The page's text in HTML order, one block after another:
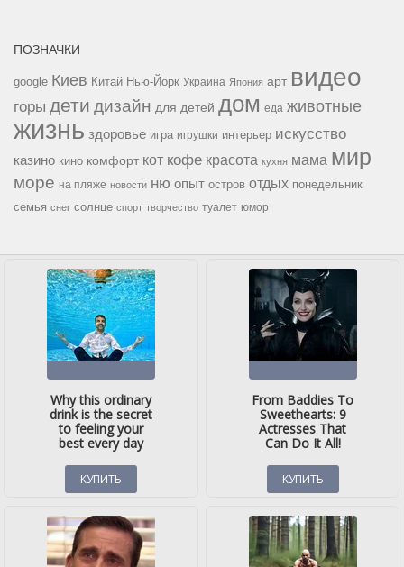
ПОЗНАЧКИ
google Киев Китай Нью-Йорк Украина Япония арт видео
горы дети дизайн для детей дом еда животные
жизнь здоровье игра игрушки интерьер искусство
казино кино комфорт кот кофе красота кухня мама мир
море на пляже новости ню опыт остров отдых понедельник
семья снег солнце спорт творчество туалет юмор